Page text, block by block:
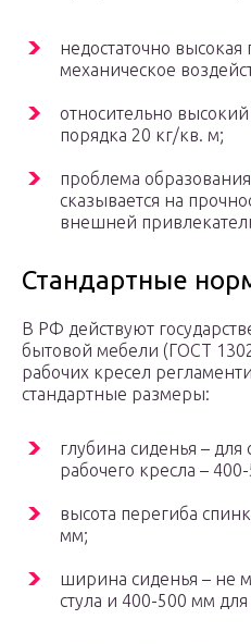
недостаточно высокая
механическое
относительно
порядка 20 кг/кв. м;
проблема
сказывается на
внешней
Стандартные
В РФ действуют
бытовой мебели (ГОСТ
рабочих кресел
стандартные размеры:
глубина сиденья – для
рабочего кресла –
высота перегиба
мм;
ширина сиденья – не
стула и 400-500 мм